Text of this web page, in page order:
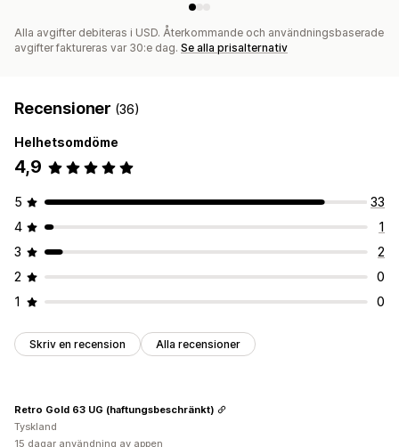
Alla avgifter debiteras i USD. Återkommande och användningsbaserade
avgifter faktureras var 30:e dag. Se alla prisalternativ
Recensioner (36)
Helhetsomdöme
4,9
5
33
4
1
3
2
2
0
1
0
Skriv en recension Alla recensioner
Retro Gold 63 UG (haftungsbeschränkt)
Tyskland
15 dagar användning av appen